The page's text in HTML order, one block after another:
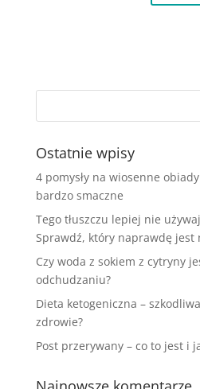
Ostatnie wpisy
4 pomysły na wiosenne
bardzo smaczne
Tego tłuszczu lepiej nie
Sprawdź, który naprawdę jest
Czy woda z sokiem z cytryny
odchudzaniu?
Dieta ketogeniczna –
zdrowie?
Post przerywany – co to jest i